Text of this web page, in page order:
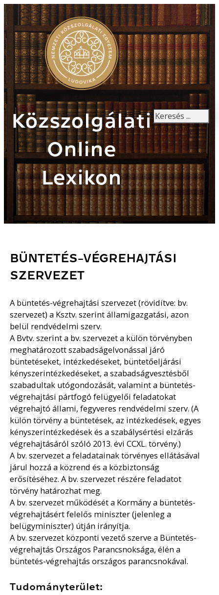
Közszolgálati
Online
Lexikon
Keresés
BÜNTETÉS-VÉGREHAJTÁSI
SZERVEZET
A büntetés-végrehajtási szervezet (rövidítve: bv.
szervezet) a Ksztv. szerint államigazgatási, azon
belül rendvédelmi szerv.
A Bvtv. szerint a bv. szervezet a külön törvényben
meghatározott szabadságelvonással járó
büntetéseket, intézkedéseket, büntetőeljárási
kényszerintézkedéseket, a szabadságvesztésből
szabadultak utógondozását, valamint a büntetés-
végrehajtási pártfogó felügyelői feladatokat
végrehajtó állami, fegyveres rendvédelmi szerv. (A
külön törvény a büntetések, az intézkedések, egyes
kényszerintézkedések és a szabálysértési elzárás
végrehajtásáról szóló 2013. évi CCXL. törvény.)
A bv. szervezet a feladatainak törvényes ellátásával
járul hozzá a közrend és a közbiztonság
erősítéséhez. A bv. szervezet részére feladatot
törvény határozhat meg.
A bv. szervezet működését a Kormány a büntetés-
végrehajtásért felelős miniszter (jelenleg a
belügyminiszter) útján irányítja.
A bv. szervezet központi vezető szerve a Büntetés-
végrehajtás Országos Parancsnoksága, élén a
büntetés-végrehajtás országos parancsnokával.
Tudományterület: